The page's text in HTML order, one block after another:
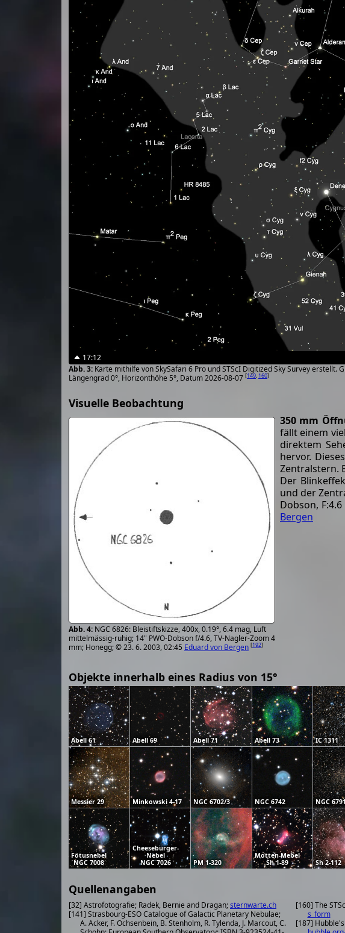
17:12
Karte mithilfe von SkySafari 6 Pro und STScI Digitized Sky Survey
Längengrad 0°, Horizonthöhe 5°, Datum 2026-08-07 [149, 160]
Visuelle Beobachtung
NGC 6826: Bleistiftskizze, 400x, 0.19°, 6.4 mag, Luft
mittelmässig-ruhig; 14" PWO-Dobson f/4.6, TV-Nagler-Zoom 4
mm; Honegg; © 23. 6. 2003, 02:45 Eduard von Bergen [192]
350 mm
fällt einem
direktem
hervor.
Zentralstern.
Der
und der
Dobson,
Bergen
Objekte innerhalb eines Radius von 15°
Abell 61 Abell 69 Abell 71 Abell 73 IC 1311
Messier 29 Minkowski 4-17 NGC 6702/3 NGC 6742 NGC
Fötusnebel
NGC 7008
Cheeseburger-
Nebel
NGC 7026
PM 1-320
Motten-Mebel
Sh 1-89
Sh 2-112
Quellenangaben
[32] Astrofotografie; Radek, Bernie and Dragan;sternwarte.ch
[141] Strasbourg-ESO Catalogue of Galactic Planetary Nebulae;
A. Acker, F. Ochsenbein, B. Stenholm, R. Tylenda, J. Marcout, C.
[160] The
s_form
[187]